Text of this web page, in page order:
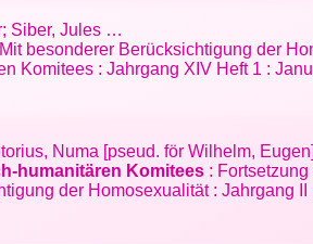
Siber, Jules …
besonderer Berücksichtigung der
Komitees : Jahrgang XIV Heft 1 :
Numa [pseud. för Wilhelm,
humanitären Komitees :
der Homosexualität : Jahrgang II